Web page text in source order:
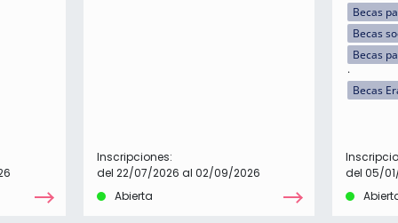
Inscripciones:
del 22/07/2026 al 02/09/2026
Abierta
Becas
Becas
Becas
Becas
del 05/